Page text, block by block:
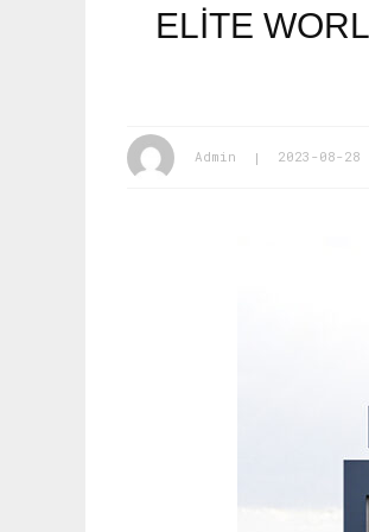
ELITE
Admin 2023-08-28